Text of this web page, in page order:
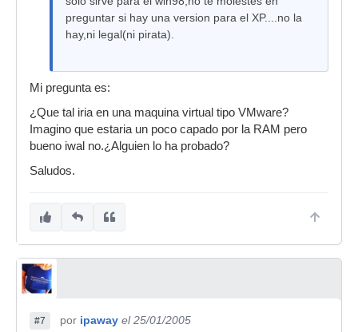
preguntar si hay una version para el XP....no la
hay,ni legal(ni pirata).
Mi pregunta es:
¿Que tal iria en una maquina virtual tipo VMware?
Imagino que estaria un poco capado por la RAM pero
bueno iwal no.¿Alguien lo ha probado?
Saludos.
#7 por ipaway el 25/01/2005